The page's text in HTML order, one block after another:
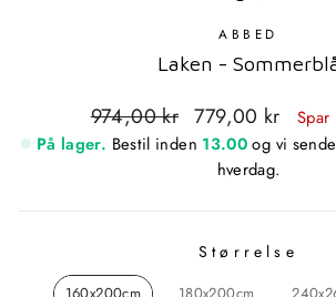
ABBED
Laken -
Standardpris
974,00 kr Utsalgspris
779,00 kr
På lager. Bestil inden 13.00og vi
hverdag.
Størrelse
STØRRELSE